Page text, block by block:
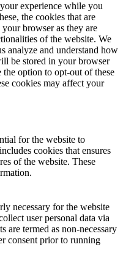
experience while you
the cookies that are
your browser as they are
of the website. We
analyze and understand how
be stored in your browser
option to opt-out of these
cookies may affect your
for the website to
cookies that ensures
of the website. These
necessary for the website
user personal data via
are termed as non-necessary
consent prior to running